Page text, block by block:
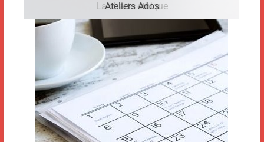
La charte éthique
Ateliers Ados